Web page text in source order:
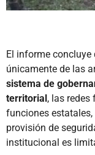
El informe concluye
únicamente de las
sistema de
territorial, las
funciones
provisión de
institucional es